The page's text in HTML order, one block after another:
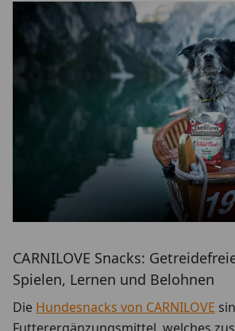
CARNILOVE Snacks:
Spielen, Lernen und Belohnen
Die Hundesnacks von CARNILOVE